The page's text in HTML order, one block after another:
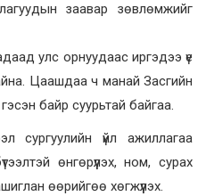
заавар зөвлөмжийг
улс орнуудаас иргэдээ үе
Цаашдаа ч манай Засгийн
байр суурьтай байгаа.
сургуулийн үйл ажиллагаа
өнгөрүүлэх, ном, сурах
өөрийгөө хөгжүүлэх.